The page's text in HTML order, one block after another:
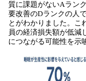
質に課題がないAラン
要改善のDランクの人
とがわかりました。こ
員の経済損失額が低減
につながる可能性を示